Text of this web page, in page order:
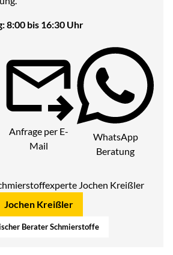
8:00 bis 16:30 Uhr
Anfrage per E-
Mail
WhatsApp
Beratung
Jochen Kreißler
Berater Schmierstoffe